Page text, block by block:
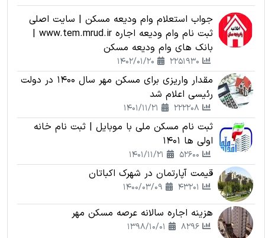
جواب استعلام وام ودیعه مسکن | سایت اصلی
ثبت نام وام ودیعه اجاره www.tem.mrud.ir |
بانک های وام ودیعه مسکن
مقدار واریزی برای مسکن مهر سال 1400 در دولت
رئیسی اعلام شد
ثبت نام مسکن ملی با موبایل | ثبت نام خانه
اولی ها 1401
قیمت آپارتمان در شهرک اکباتان
هزینه اجاره سالانه عرصه مسکن مهر